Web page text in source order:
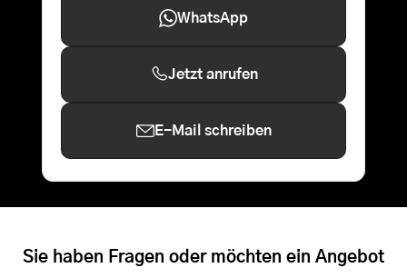
WhatsApp
Jetzt anrufen
E-Mail schreiben
Sie haben Fragen oder möchten ein Angebot